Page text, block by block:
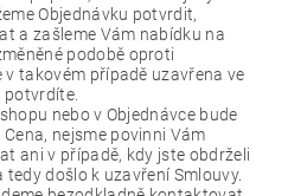
Objednávku potvrdit,
a zašleme Vám nabídku na
podobě oproti
v takovém případě uzavřena ve
potvrdíte.
nebo v Objednávce bude
nejsme povinni Vám
ani v případě, kdy jste obdrželi
tedy došlo k uzavření Smlouvy.